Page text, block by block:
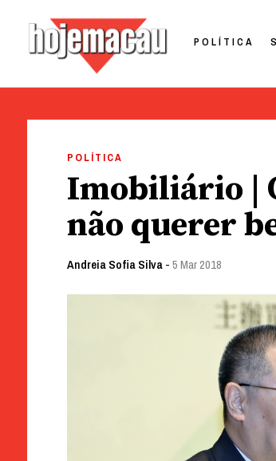
POLÍTICA
POLÍTICA
Imobiliário |
não querer
Andreia Sofia Silva-5 Mar 2018